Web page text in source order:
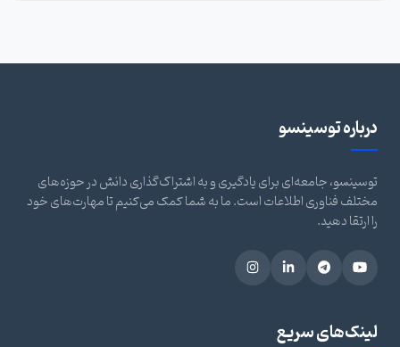
درباره توسینسو
توسینسو، جامعه‌ای برای یادگیری و به اشتراک‌گذاری دانش در حوزه‌های
مختلف فناوری اطلاعات است. ما به شما کمک می‌کنیم تا مهارت‌های خود
را ارتقا دهید.
لینک‌های سریع